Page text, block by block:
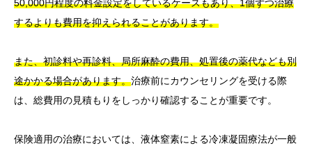
50,000円程度の料金設定をしているケースもあり、1個ずつ治療
するよりも費用を抑えられることがあります。
また、初診料や再診料、局所麻酔の費用、処置後の薬代なども別
途かかる場合があります。治療前にカウンセリングを受ける際
は、総費用の見積もりをしっかり確認することが重要です。
保険適用の治療においては、液体窒素による冷凍凝固療法が一般